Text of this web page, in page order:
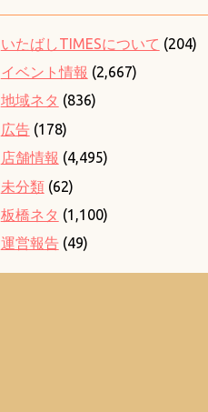
いたばしTIMESについて (204)
イベント情報 (2,667)
地域ネタ (836)
広告(178)
店舗情報 (4,495)
未分類(62)
板橋ネタ (1,100)
運営報告(49)